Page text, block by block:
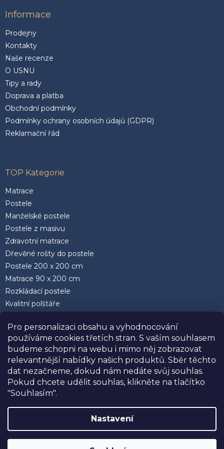
Pro personalizaci obsahu a vyhodnocování
používáme cookies třetích stran. S vaším souhlasem
budeme schopni na webu i mimo něj zobrazovat
relevantnější nabídky našich produktů. Sběr těchto
dat nezačneme, dokud nám nedáte svůj souhlas.
Pokud chcete udělit souhlas, klikněte na tlačítko
"Souhlasím".
Nastavení
Informace
Prodejny
Kontakty
Naše recenze
O USNU
Tipy a rady
Doprava a platba
Obchodní podmínky
Podmínky ochrany osobních údajů (GDPR)
Reklamační řád
TOP Kategorie
Matrace
Postele
Manželské postele
Postele z masivu
Zdravotní matrace
Dřevěné rošty do postele
Postele 200 x 200 cm
Matrace 90 x 200 cm
Rozkládací postele
Kvalitní polštáře
Facebook